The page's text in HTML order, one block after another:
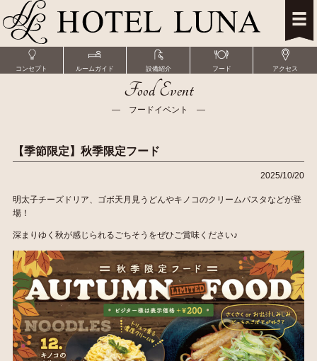
コンセプト ルームガイド 設備紹介 フード アクセス
Food Event
― フードイベント ―
【季節限定】秋季限定フード
2025/10/20
明太子チーズドリア、ゴボ天月見うどんやキノコのクリームパスタなどが登
場！
深まりゆく秋が感じられるごちそうをぜひご賞味ください♪